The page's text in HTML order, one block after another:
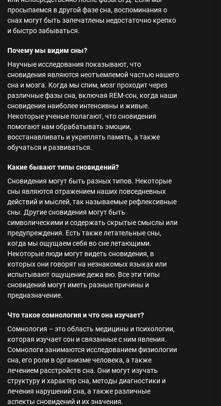
просыпаемся в другой фазе сна, воспоминания о
снах могут быть запечатлены недостаточно крепко
и быстро забываться.
Почему мы видим сны?
Научные исследования показывают, что
сновидения являются неотъемлемой частью нашего
сна и мозга. Когда мы спим, мозг проходит через
различные фазы сна, включая REM-сон, когда наши
сновидения наиболее интенсивны и живые.
Некоторые ученые полагают, что сновидения
помогают нам обрабатывать эмоции,
восстанавливать и укреплять память, а также
обучаться и развиваться.
Какие бывают типы сновидений?
Сновидения могут быть разных типов. Некоторые
сны являются отражением наших повседневных
действий и мыслей, так называемые рефлексивные
сны. Другие сновидения могут быть
символическими и содержать скрытые смыслы или
предупреждения. Есть также летательные сны,
когда мы ощущаем себя во сне летающими.
Некоторые люди могут видеть сновидения, в
которых они говорят на незнакомых языках или
испытывают ощущение дежа вю. Все эти типы
сновидений могут иметь разные причины и
предназначение.
Что такое сомнология и что она изучает?
Сомнология – это область медицины и психологии,
которая изучает сон и связанные с ним явления.
Сомнологи занимаются исследованием физиологии
сна, его роли в организме человека, а также
лечением расстройств сна. Они могут изучать
структуру и характер сна, методы диагностики и
лечения нарушений сна, а также различные
аспекты сновидений и их значения.